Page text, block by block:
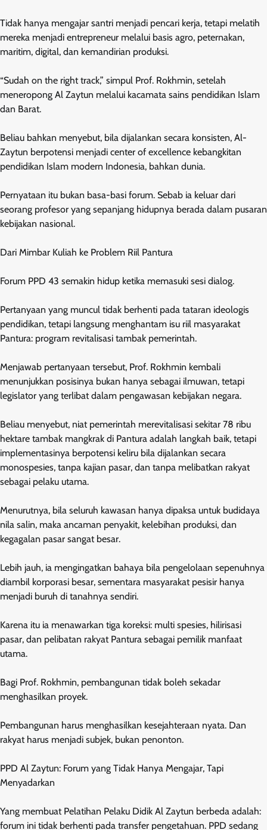
Tidak hanya mengajar santri menjadi pencari kerja, tetapi melatih
mereka menjadi entrepreneur melalui basis agro, peternakan,
maritim, digital, dan kemandirian produksi.
“Sudah on the right track,” simpul Prof. Rokhmin, setelah
meneropong Al Zaytun melalui kacamata sains pendidikan Islam
dan Barat.
Beliau bahkan menyebut, bila dijalankan secara konsisten, Al-
Zaytun berpotensi menjadi center of excellence kebangkitan
pendidikan Islam modern Indonesia, bahkan dunia.
Pernyataan itu bukan basa-basi forum. Sebab ia keluar dari
seorang profesor yang sepanjang hidupnya berada dalam pusaran
kebijakan nasional.
Dari Mimbar Kuliah ke Problem Riil Pantura
Forum PPD 43 semakin hidup ketika memasuki sesi dialog.
Pertanyaan yang muncul tidak berhenti pada tataran ideologis
pendidikan, tetapi langsung menghantam isu riil masyarakat
Pantura: program revitalisasi tambak pemerintah.
Menjawab pertanyaan tersebut, Prof. Rokhmin kembali
menunjukkan posisinya bukan hanya sebagai ilmuwan, tetapi
legislator yang terlibat dalam pengawasan kebijakan negara.
Beliau menyebut, niat pemerintah merevitalisasi sekitar 78 ribu
hektare tambak mangkrak di Pantura adalah langkah baik, tetapi
implementasinya berpotensi keliru bila dijalankan secara
monospesies, tanpa kajian pasar, dan tanpa melibatkan rakyat
sebagai pelaku utama.
Menurutnya, bila seluruh kawasan hanya dipaksa untuk budidaya
nila salin, maka ancaman penyakit, kelebihan produksi, dan
kegagalan pasar sangat besar.
Lebih jauh, ia mengingatkan bahaya bila pengelolaan sepenuhnya
diambil korporasi besar, sementara masyarakat pesisir hanya
menjadi buruh di tanahnya sendiri.
Karena itu ia menawarkan tiga koreksi: multi spesies, hilirisasi
pasar, dan pelibatan rakyat Pantura sebagai pemilik manfaat
utama.
Bagi Prof. Rokhmin, pembangunan tidak boleh sekadar
menghasilkan proyek.
Pembangunan harus menghasilkan kesejahteraan nyata. Dan
rakyat harus menjadi subjek, bukan penonton.
PPD Al Zaytun: Forum yang Tidak Hanya Mengajar, Tapi
Menyadarkan
Yang membuat Pelatihan Pelaku Didik Al Zaytun berbeda adalah:
forum ini tidak berhenti pada transfer pengetahuan. PPD sedang